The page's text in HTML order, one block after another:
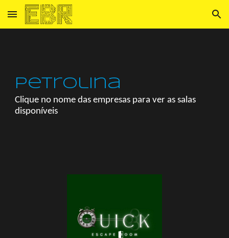
Skip to main content Skip to navigation
Petrolina
Clique no nome das empresas para ver as salas
disponíveis